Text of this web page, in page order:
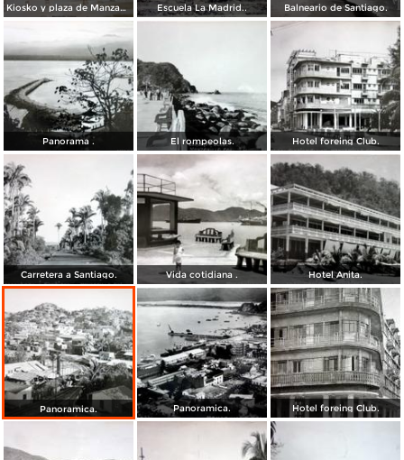
Kiosko y plaza de Manzanillo, Colima ( Circulada el 15 de Diciembre de 1911 ) Escuela La Madrid.. Balneario de Santiago.
Panorama . El rompeolas. Hotel foreing Club.
Carretera a Santiago. Vida cotidiana . Hotel Anita.
Panoramica. Panoramica. Hotel foreing Club.